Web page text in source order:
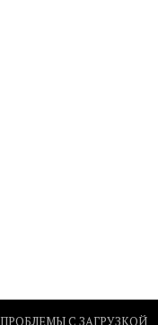
ПРОБЛЕМЫ С ЗАГРУЗКОЙ